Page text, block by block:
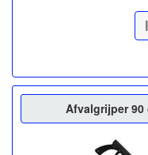
Afvalgrijper 90